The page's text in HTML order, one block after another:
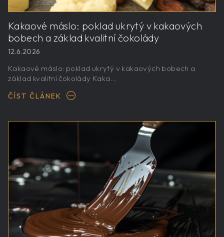
Kakaové máslo: poklad ukrytý v kakaových
bobech a základ kvalitní čokolády
12.6.2026
Kakaové máslo: poklad ukrytý v kakaových bobech a
základ kvalitní čokolády Kaka...
ČÍST ČLÁNEK